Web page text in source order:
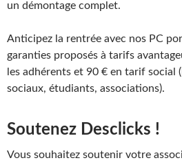
un démontage complet.
Anticipez la rentrée avec nos PC
garanties proposés à tarifs
les adhérents et 90 € en tarif social
sociaux, étudiants, associations).
Soutenez Desclicks !
Vous souhaitez soutenir votre